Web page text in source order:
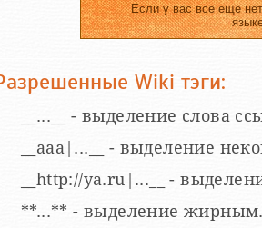
Если у вас все еще
Wiki тэги:
__...__ - выделение слова
__aaa|...__ - выделение
__http://ya.ru|...__ -
**...** - выделение жирным.